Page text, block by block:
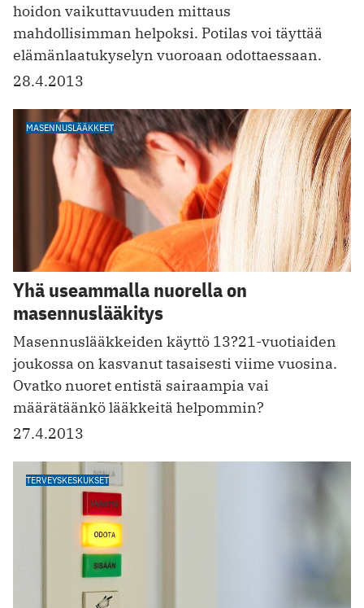
hoidon vaikuttavuuden mittaus
mahdollisimman helpoksi. Potilas voi täyttää
elämänlaatukyselyn vuoroaan odottaessaan.
28.4.2013
MASENNUSLÄÄKKEET
Yhä useammalla nuorella on
masennuslääkitys
Masennuslääkkeiden käyttö 13?21-vuotiaiden
joukossa on kasvanut tasaisesti viime vuosina.
Ovatko nuoret entistä sairaampia vai
määrätäänkö lääkkeitä helpommin?
27.4.2013
TERVEYSKESKUKSET